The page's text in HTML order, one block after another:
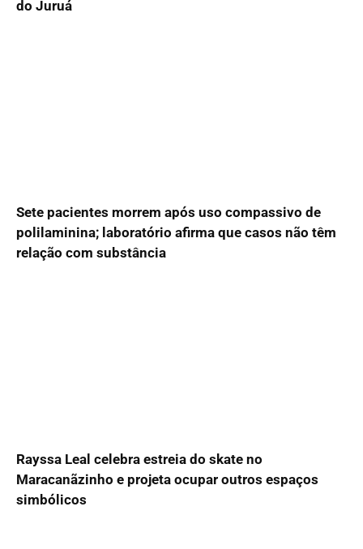
do Juruá
Sete pacientes morrem após uso compassivo de
polilaminina; laboratório afirma que casos não têm
relação com substância
Rayssa Leal celebra estreia do skate no
Maracanãzinho e projeta ocupar outros espaços
simbólicos